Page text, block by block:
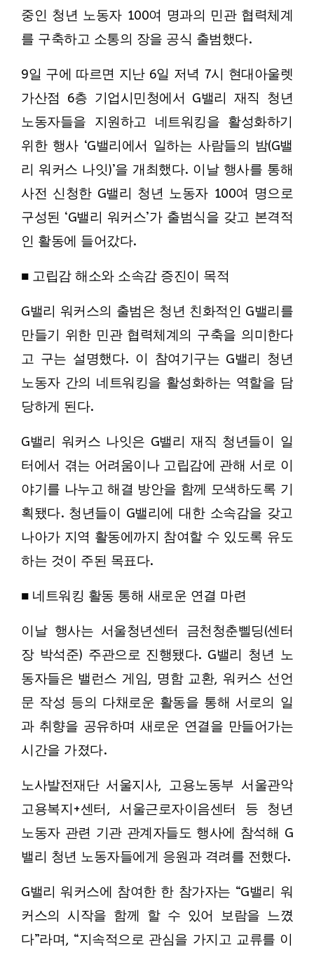
중인 청년 노동자 100여 명과의 민관 협력체계
를 구축하고 소통의 장을 공식 출범했다.
9일 구에 따르면 지난 6일 저녁 7시 현대아울렛
가산점 6층 기업시민청에서 G밸리 재직 청년
노동자들을 지원하고 네트워킹을 활성화하기
위한 행사 ‘G밸리에서 일하는 사람들의 밤(G밸
리 워커스 나잇)’을 개최했다. 이날 행사를 통해
사전 신청한 G밸리 청년 노동자 100여 명으로
구성된 ‘G밸리 워커스’가 출범식을 갖고 본격적
인 활동에 들어갔다.
■ 고립감 해소와 소속감 증진이 목적
G밸리 워커스의 출범은 청년 친화적인 G밸리를
만들기 위한 민관 협력체계의 구축을 의미한다
고 구는 설명했다. 이 참여기구는 G밸리 청년
노동자 간의 네트워킹을 활성화하는 역할을 담
당하게 된다.
G밸리 워커스 나잇은 G밸리 재직 청년들이 일
터에서 겪는 어려움이나 고립감에 관해 서로 이
야기를 나누고 해결 방안을 함께 모색하도록 기
획됐다. 청년들이 G밸리에 대한 소속감을 갖고
나아가 지역 활동에까지 참여할 수 있도록 유도
하는 것이 주된 목표다.
■ 네트워킹 활동 통해 새로운 연결 마련
이날 행사는 서울청년센터 금천청춘삘딩(센터
장 박석준) 주관으로 진행됐다. G밸리 청년 노
동자들은 밸런스 게임, 명함 교환, 워커스 선언
문 작성 등의 다채로운 활동을 통해 서로의 일
과 취향을 공유하며 새로운 연결을 만들어가는
시간을 가졌다.
노사발전재단 서울지사, 고용노동부 서울관악
고용복지+센터, 서울근로자이음센터 등 청년
노동자 관련 기관 관계자들도 행사에 참석해 G
밸리 청년 노동자들에게 응원과 격려를 전했다.
G밸리 워커스에 참여한 한 참가자는 “G밸리 워
커스의 시작을 함께 할 수 있어 보람을 느꼈
다”라며, “지속적으로 관심을 가지고 교류를 이